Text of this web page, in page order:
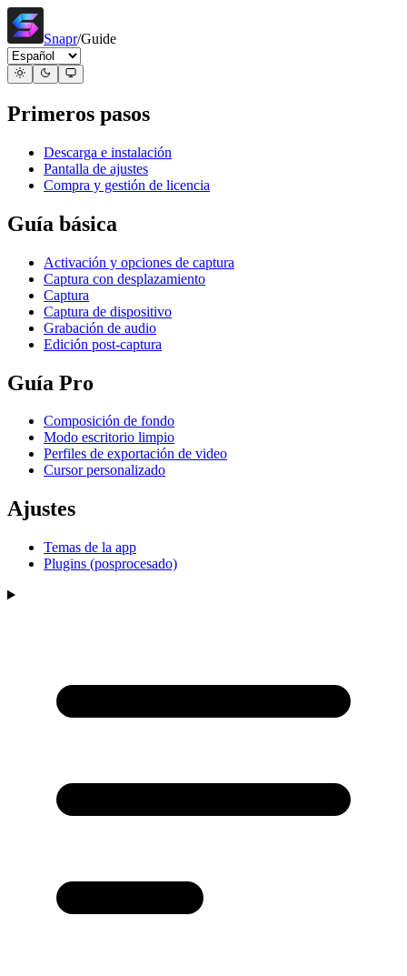
Snapr/Guide
Primeros pasos
Descarga e instalación
Pantalla de ajustes
Compra y gestión de licencia
Guía básica
Activación y opciones de captura
Captura con desplazamiento
Captura
Captura de dispositivo
Grabación de audio
Edición post-captura
Guía Pro
Composición de fondo
Modo escritorio limpio
Perfiles de exportación de video
Cursor personalizado
Ajustes
Temas de la app
Plugins (posprocesado)